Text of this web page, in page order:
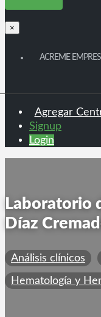
×
ACREME
Agregar
Signup
Login
Laboratorio
Díaz
Análisis clínicos
Hematología y